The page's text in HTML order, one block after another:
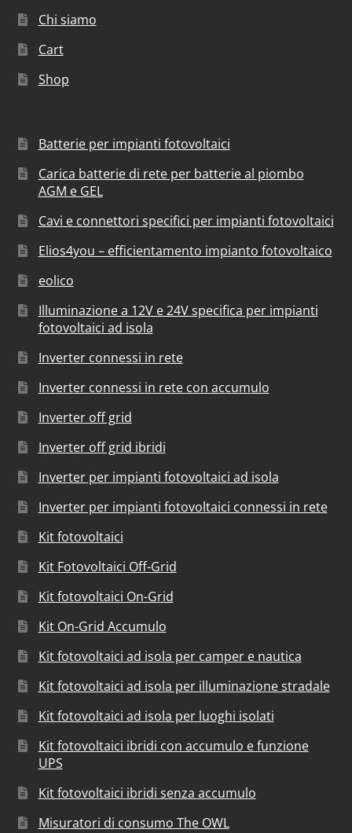
Chi siamo
Cart
Shop
Batterie per impianti fotovoltaici
Carica batterie di rete per batterie al piombo
AGM e GEL
Cavi e connettori specifici per impianti fotovoltaici
Elios4you – efficientamento impianto fotovoltaico
eolico
Illuminazione a 12V e 24V specifica per impianti
fotovoltaici ad isola
Inverter connessi in rete
Inverter connessi in rete con accumulo
Inverter off grid
Inverter off grid ibridi
Inverter per impianti fotovoltaici ad isola
Inverter per impianti fotovoltaici connessi in rete
Kit fotovoltaici
Kit Fotovoltaici Off-Grid
Kit fotovoltaici On-Grid
Kit On-Grid Accumulo
Kit fotovoltaici ad isola per camper e nautica
Kit fotovoltaici ad isola per illuminazione stradale
Kit fotovoltaici ad isola per luoghi isolati
Kit fotovoltaici ibridi con accumulo e funzione
UPS
Kit fotovoltaici ibridi senza accumulo
Misuratori di consumo The OWL